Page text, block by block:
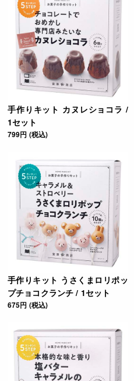
手作りキット カヌレショコラ /
1セット
799円 (税込)
手作りキット うさくまロリポッ
プチョコクランチ / 1セット
675円 (税込)